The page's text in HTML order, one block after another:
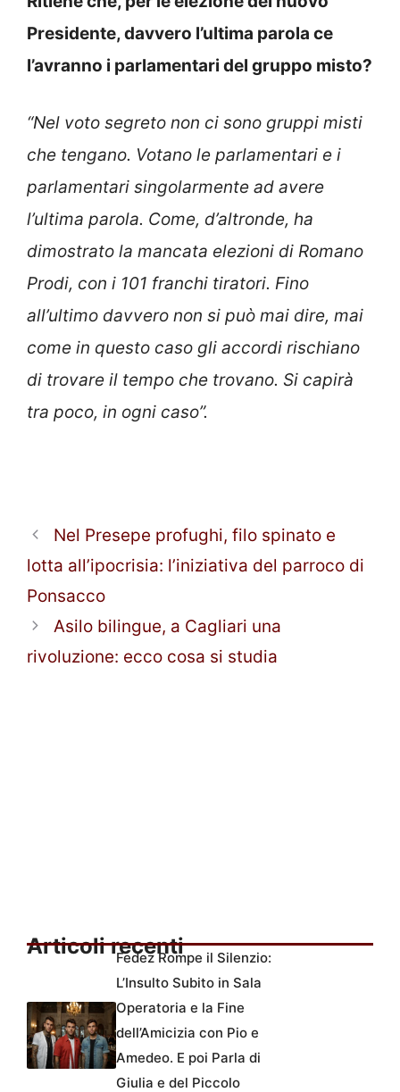
Presidente, davvero l’ultima parola ce
l’avranno i parlamentari del gruppo misto?
“Nel voto segreto non ci sono gruppi misti
che tengano. Votano le parlamentari e i
parlamentari singolarmente ad avere
l’ultima parola. Come, d’altronde, ha
dimostrato la mancata elezioni di Romano
Prodi, con i 101 franchi tiratori. Fino
all’ultimo davvero non si può mai dire, mai
come in questo caso gli accordi rischiano
di trovare il tempo che trovano. Si capirà
tra poco, in ogni caso”.
Nel Presepe profughi, filo spinato e
lotta all’ipocrisia: l’iniziativa del parroco di
Ponsacco
Asilo bilingue, a Cagliari una
rivoluzione: ecco cosa si studia
Articoli recentiFedez Rompe il Silenzio:
L’Insulto Subito in Sala
Operatoria e la Fine
dell’Amicizia con Pio e
Amedeo. E poi Parla di
Giulia e del Piccolo